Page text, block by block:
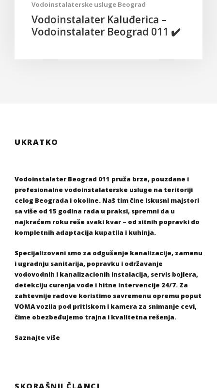
Vodoinstalaterske usluge Beograd
Vodoinstalater Kaluđerica –
Vodoinstalater Beograd 011 ✔️
UKRATKO
Vodoinstalater Beograd 011 pruža brze, pouzdane i
profesionalne vodoinstalaterske usluge na teritoriji
celog Beograda i okoline. Naš tim čine iskusni majstori
sa više od 15 godina rada u praksi, spremni da u
najkraćem roku reše svaki kvar – od sitnih popravki do
kompletnih adaptacija kupatila i kuhinja.
Specijalizovani smo za odgušenje kanalizacije, zamenu
i ugradnju sanitarija, popravku i održavanje
vodovodnih i kanalizacionih instalacija, servis bojlera,
detekciju curenja vode i hitne intervencije 24/7. Za
zahtevnije radove koristimo savremenu opremu poput
VOMA vozila pod pritiskom i kamera za snimanje cevi,
čime obezbeđujemo trajna i kvalitetna rešenja.
Saznajte više